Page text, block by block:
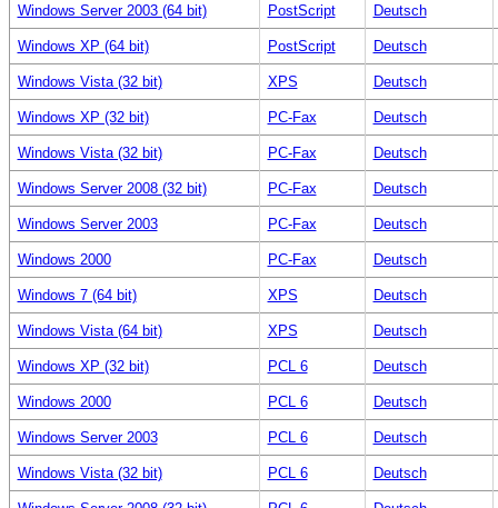
Windows Server 2003 (64 bit) PostScript Deutsch
Windows XP (64 bit) PostScript Deutsch
Windows Vista (32 bit) XPS Deutsch
Windows XP (32 bit) PC-Fax Deutsch
Windows Vista (32 bit) PC-Fax Deutsch
Windows Server 2008 (32 bit) PC-Fax Deutsch
Windows Server 2003 PC-Fax Deutsch
Windows 2000 PC-Fax Deutsch
Windows 7 (64 bit) XPS Deutsch
Windows Vista (64 bit) XPS Deutsch
Windows XP (32 bit) PCL 6 Deutsch
Windows 2000 PCL 6 Deutsch
Windows Server 2003 PCL 6 Deutsch
Windows Vista (32 bit) PCL 6 Deutsch